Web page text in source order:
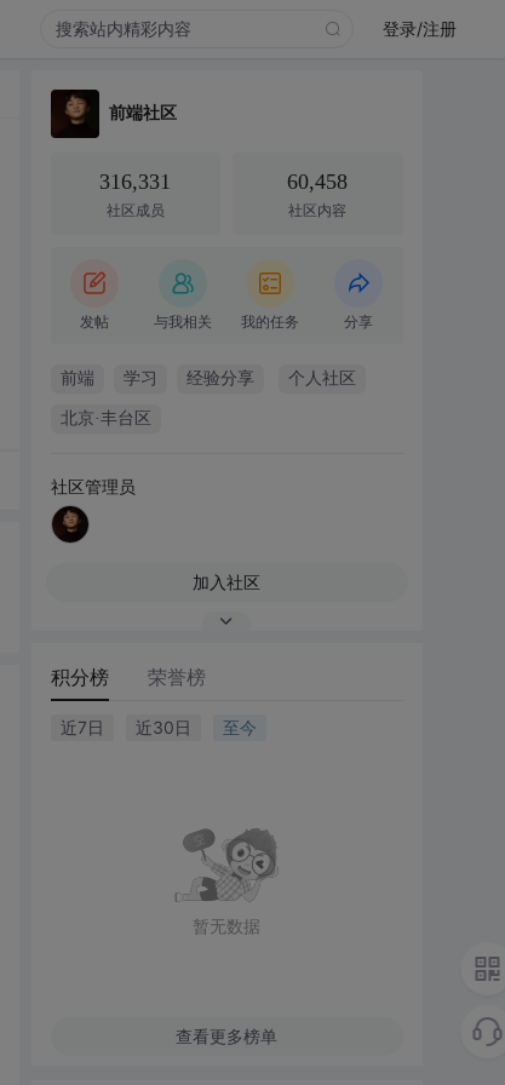
登录/注册
前端社区
316,331
社区成员
60,458
社区内容
发帖 与我相关 我的任务 分享
前端 学习 经验分享 个人社区
北京·丰台区
社区管理员
加入社区
积分榜 荣誉榜
近7日 近30日 至今
暂无数据
查看更多榜单